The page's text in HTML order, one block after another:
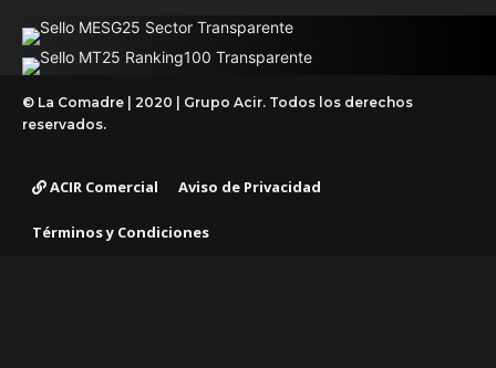
© La Comadre | 2020 | Grupo Acir. Todos los derechos
reservados.
ACIR Comercial Aviso de Privacidad
Términos y Condiciones